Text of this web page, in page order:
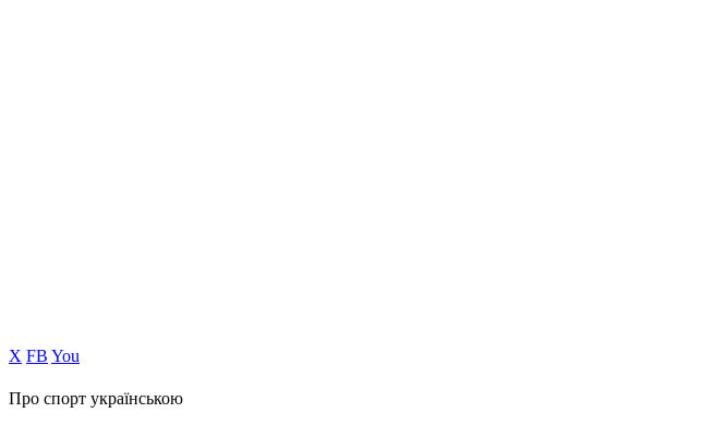
Х FB You
Про спорт українською